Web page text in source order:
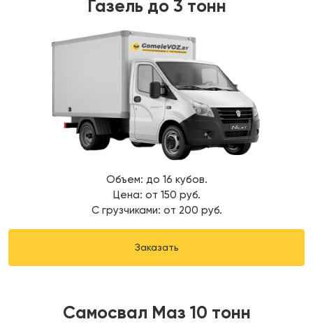
Газель до 3 тонн
Объем: до 16 кубов.
Цена: от 150 руб.
С грузчиками: от 200 руб.
Заказать
Самосвал Маз 10 тонн